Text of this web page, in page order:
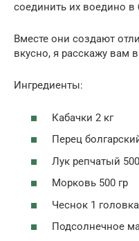
соединить их воедино в
Вместе они создают
вкусно, я расскажу вам
Ингредиенты:
Кабачки 2 кг
Перец
Лук репчатый
Морковь 500 гр
Чеснок 1 головка
Подсолнечное